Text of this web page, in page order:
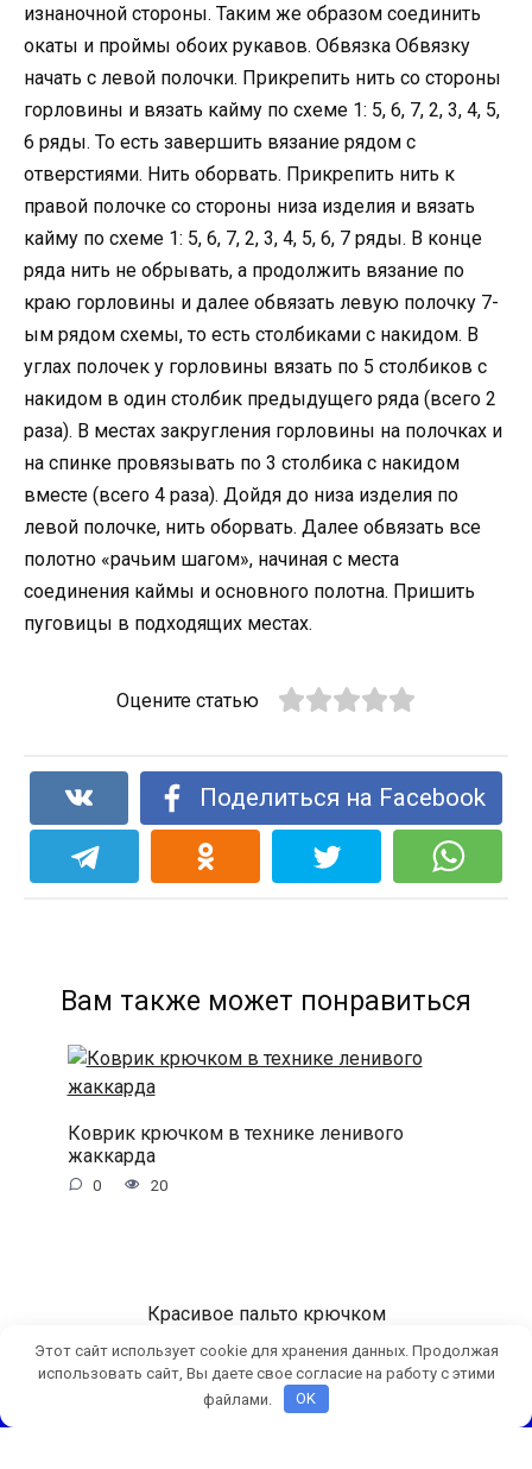
изнаночной стороны. Таким же образом соединить
окаты и проймы обоих рукавов. Обвязка Обвязку
начать с левой полочки. Прикрепить нить со стороны
горловины и вязать кайму по схеме 1: 5, 6, 7, 2, 3, 4, 5,
6 ряды. То есть завершить вязание рядом с
отверстиями. Нить оборвать. Прикрепить нить к
правой полочке со стороны низа изделия и вязать
кайму по схеме 1: 5, 6, 7, 2, 3, 4, 5, 6, 7 ряды. В конце
ряда нить не обрывать, а продолжить вязание по
краю горловины и далее обвязать левую полочку 7-
ым рядом схемы, то есть столбиками с накидом. В
углах полочек у горловины вязать по 5 столбиков с
накидом в один столбик предыдущего ряда (всего 2
раза). В местах закругления горловины на полочках и
на спинке провязывать по 3 столбика с накидом
вместе (всего 4 раза). Дойдя до низа изделия по
левой полочке, нить оборвать. Далее обвязать все
полотно «рачьим шагом», начиная с места
соединения каймы и основного полотна. Пришить
пуговицы в подходящих местах.
Оцените статью
Поделиться на Facebook
Вам также может понравиться
Коврик крючком в технике ленивого
жаккарда
0 20
Красивое пальто крючком
14
Этот сайт использует cookie для хранения данных. Продолжая
использовать сайт, Вы даете свое согласие на работу с этими
файлами.
OK